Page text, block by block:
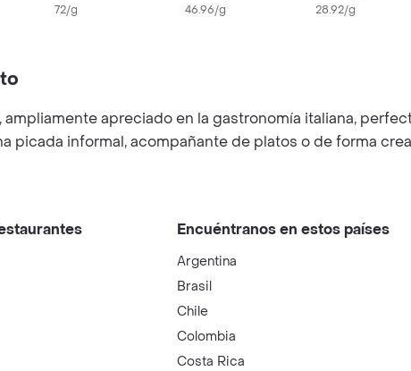
72/g
46.96/g
28.92/g
apreciado en la gastronomía italiana,
picada informal, acompañante de platos o de forma
Encuéntranos en estos países
Argentina
Brasil
Chile
Colombia
Costa Rica